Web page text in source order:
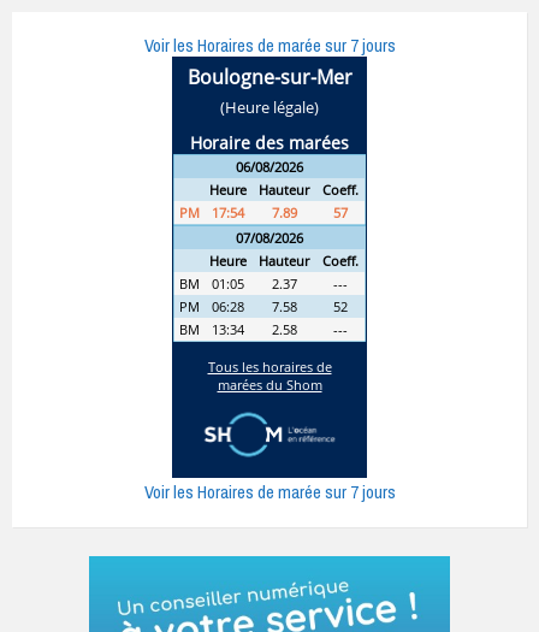
Voir les Horaires de marée sur 7 jours
Voir les Horaires de marée sur 7 jours